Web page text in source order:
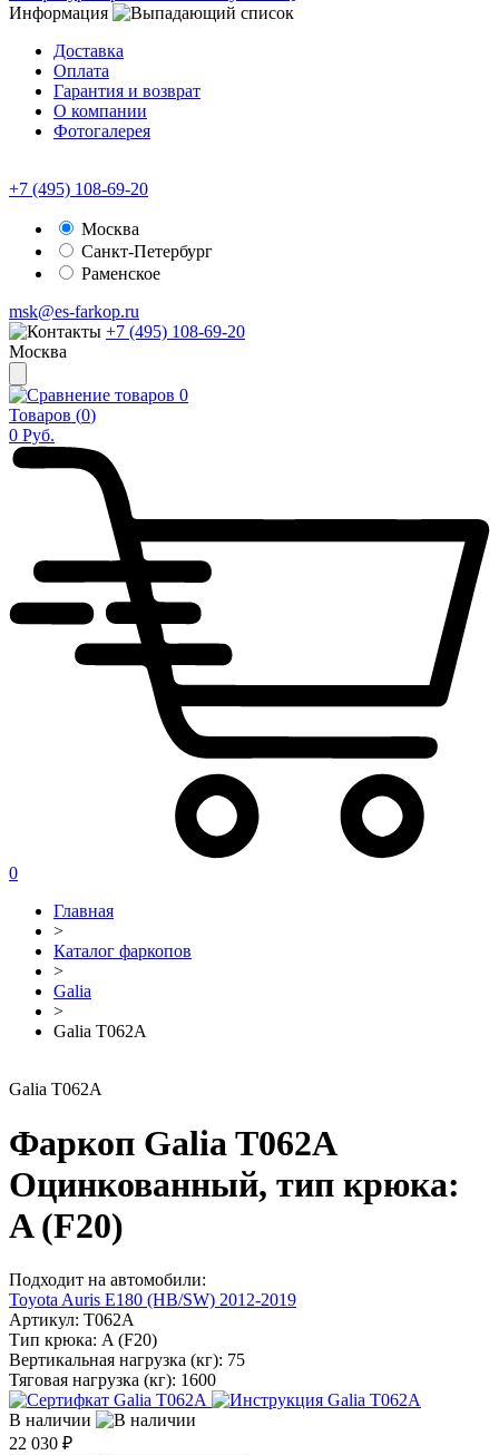
Информация
Доставка
Оплата
Гарантия и возврат
О компании
Фотогалерея
+7 (495) 108-69-20
Москва
Санкт-Петербург
Раменское
msk@es-farkop.ru
+7 (495) 108-69-20
Москва
0
Товаров (0)
0 Руб.
0
Главная
>
Каталог фаркопов
>
Galia
>
Galia T062A
Galia T062A
Фаркоп Galia T062A
Оцинкованный, тип крюка:
A (F20)
Подходит на автомобили:
Toyota Auris E180 (HB/SW) 2012-2019
Артикул: T062A
Тип крюка: A (F20)
Вертикальная нагрузка (кг): 75
Тяговая нагрузка (кг): 1600
В наличии
22 030 ₽